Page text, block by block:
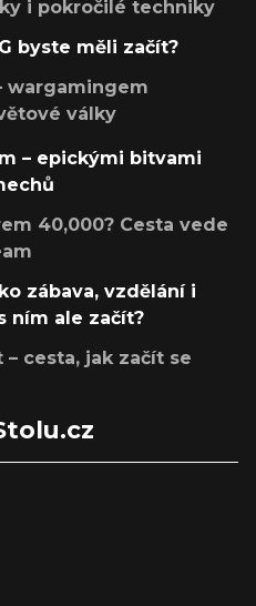
i pokročilé techniky
byste měli začít?
wargamingem
války
– epickými bitvami
40,000? Cesta vede
zábava, vzdělání i
ním ale začít?
cesta, jak začít se